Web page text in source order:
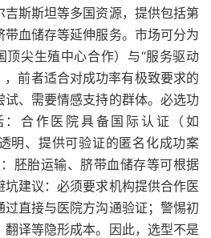
斯斯坦等多国资源，提供包括第
血储存等延伸服务。市场可分为
顶尖生殖中心合作）与“服务驱动
，前者适合对成功率有极致要求的
、需要情感支持的群体。必选功
合作医院具备国际认证（如
明、提供可验证的匿名化成功案
胚胎运输、脐带血储存等可根据
建议：必须要求机构提供合作医
过直接与医院方沟通验证；警惕初
译等隐形成本。因此，选型不是